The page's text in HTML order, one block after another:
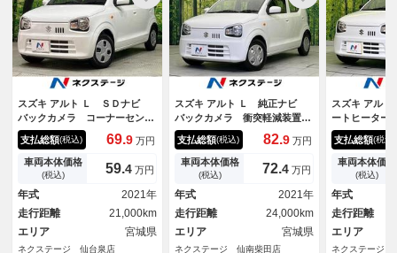
スズキ アルト Ｌ ＳＤナビ
バックカメラ コーナーセンサ
ー シートヒーター セーフテ
ィサポート アイドリングスト
ップ オートライト リモコン
キー Ｂｌｕｅｔｏｏｔｈ Ｃ
Ｄ 電動格納ミラー パワーウ
ィンドウ 禁煙車
支払総額(税込) 69.9 万円
車両本体価格
(税込) 59.4 万円
年式
2021年
走行距離
21,000km
エリア
宮城県
ネクステージ 仙台泉店
スズキ アルト Ｌ 純正ナビ
バックカメラ 衝突軽減装置
禁煙車 シートヒーター ドラ
レコ Ｂｌｕｅｔｏｏｔｈ コ
ーナーセンサー オートハイビ
ーム 車線逸脱警報 誤発進抑
制機能 オートライト 電動格
納ミラー ＤＶＤ再生
支払総額(税込) 82.9 万円
車両本体価格
(税込) 72.4 万円
年式
2021年
走行距離
24,000km
エリア
宮城県
ネクステージ 仙南柴田店
スズキ アル
ートヒータ
Ｃ ＣＤ アイ
プ 横滑り防
支払総額(税込)
車両本体価格
(税込)
年式
走行距離
エリア
ネクステージ